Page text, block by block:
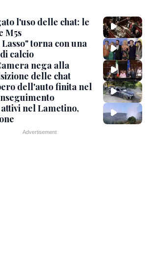
l'uso delle chat: le
M5s
torna con una
calcio
nega alla
delle chat
dell'auto finita nel
nel Lametino,